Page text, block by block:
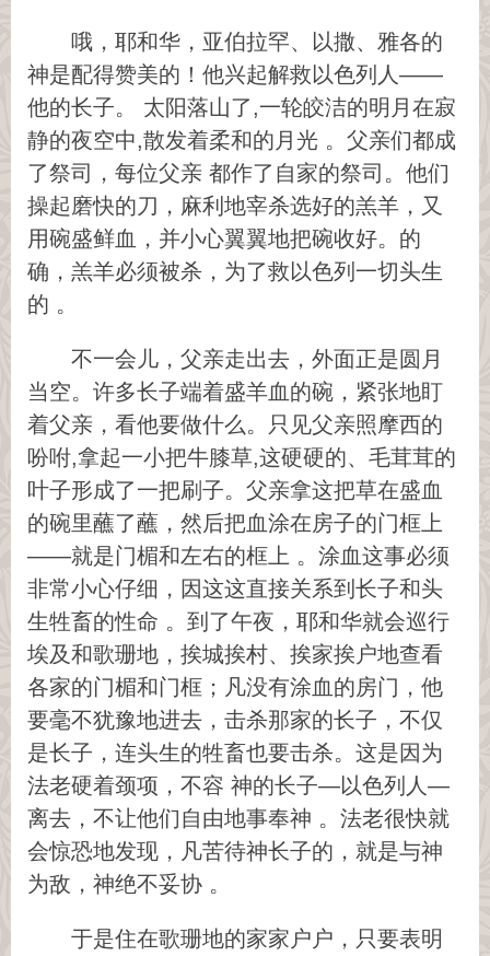
哦，耶和华，亚伯拉罕、以撒、雅各的
神是配得赞美的！他兴起解救以色列人——
他的长子。 太阳落山了,一轮皎洁的明月在寂
静的夜空中,散发着柔和的月光 。父亲们都成
了祭司，每位父亲 都作了自家的祭司。他们
操起磨快的刀，麻利地宰杀选好的羔羊，又
用碗盛鲜血，并小心翼翼地把碗收好。的
确，羔羊必须被杀，为了救以色列一切头生
的 。
不一会儿，父亲走出去，外面正是圆月
当空。许多长子端着盛羊血的碗，紧张地盯
着父亲，看他要做什么。只见父亲照摩西的
吩咐,拿起一小把牛膝草,这硬硬的、毛茸茸的
叶子形成了一把刷子。父亲拿这把草在盛血
的碗里蘸了蘸，然后把血涂在房子的门框上
——就是门楣和左右的框上 。涂血这事必须
非常小心仔细，因这这直接关系到长子和头
生牲畜的性命 。到了午夜，耶和华就会巡行
埃及和歌珊地，挨城挨村、挨家挨户地查看
各家的门楣和门框；凡没有涂血的房门，他
要毫不犹豫地进去，击杀那家的长子，不仅
是长子，连头生的牲畜也要击杀。这是因为
法老硬着颈项，不容 神的长子—以色列人—
离去，不让他们自由地事奉神 。法老很快就
会惊恐地发现，凡苦待神长子的，就是与神
为敌，神绝不妥协 。
于是住在歌珊地的家家户户，只要表明